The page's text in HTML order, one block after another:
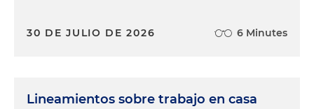
30 DE JULIO DE 2026 6 Minutes
Lineamientos sobre trabajo en casa